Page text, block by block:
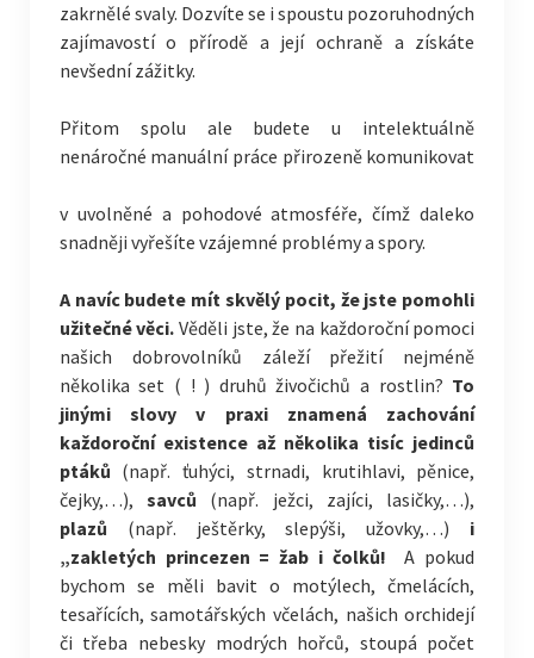
zakrnělé svaly. Dozvíte se i spoustu pozoruhodných
zajímavostí o přírodě a její ochraně a získáte
nevšední zážitky.
Přitom spolu ale budete u intelektuálně
nenáročné manuální práce přirozeně komunikovat
v uvolněné a pohodové atmosféře, čímž daleko
snadněji vyřešíte vzájemné problémy a spory.
A navíc budete mít skvělý pocit, že jste pomohli
užitečné věci. Věděli jste, že na každoroční pomoci
našich dobrovolníků záleží přežití nejméně
několika set ( ! ) druhů živočichů a rostlin? To
jinými slovy v praxi znamená zachování
každoroční existence až několika tisíc jedinců
ptáků (např. ťuhýci, strnadi, krutihlavi, pěnice,
čejky,…),savců (např. ježci, zajíci, lasičky,…),
plazů (např. ještěrky, slepýši, užovky,…) i
„zakletých princezen = žab i čolků! A pokud
bychom se měli bavit o motýlech, čmelácích,
tesařících, samotářských včelách, našich orchidejí
či třeba nebesky modrých hořců, stoupá počet